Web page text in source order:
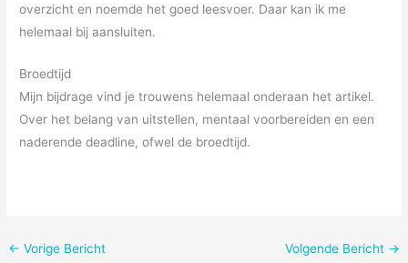
overzicht en noemde het goed leesvoer. Daar kan ik me
helemaal bij aansluiten.
Broedtijd
Mijn bijdrage vind je trouwens helemaal onderaan het artikel.
Over het belang van uitstellen, mentaal voorbereiden en een
naderende deadline, ofwel de broedtijd.
← Vorige Bericht Volgende Bericht →